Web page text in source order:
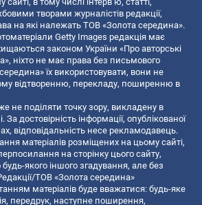
творами журналістів редакції,
на які належать ТОВ «Золота середина».
Getty Images редакція має
законом України «Про авторські
ніхто не має права без письмового
їх використовувати, вони не
відтворенню, перекладу, поширенню в
не поділяти точку зору, викладену в
За достовірність інформації, опублікованої
відповідальність несе рекламодавець.
матеріалів розміщених на цьому сайті,
на сторінку цього сайту,
будь-якого іншого згадування, але без
ТОВ «Золота середина»
матеріалів буде вважатися: будь-яке
передрук, наступне поширення,